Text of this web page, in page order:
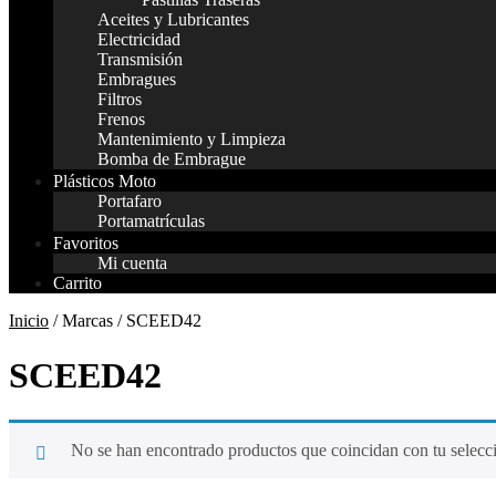
Aceites y Lubricantes
Electricidad
Transmisión
Embragues
Filtros
Frenos
Mantenimiento y Limpieza
Bomba de Embrague
Plásticos Moto
Portafaro
Portamatrículas
Favoritos
Mi cuenta
Carrito
Inicio / Marcas / SCEED42
SCEED42
No se han encontrado productos que coincidan con tu